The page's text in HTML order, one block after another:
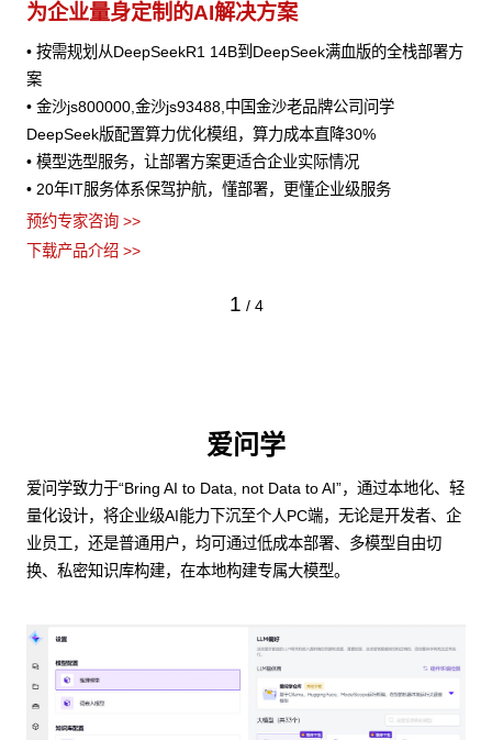
为企业量身定制的AI解决方案
• 按需规划从DeepSeekR1 14B到DeepSeek满血版的全栈部署方
案
• 金沙js800000,金沙js93488,中国金沙老品牌公司问学
DeepSeek版配置算力优化模组，算力成本直降30%
• 模型选型服务，让部署方案更适合企业实际情况
• 20年IT服务体系保驾护航，懂部署，更懂企业级服务
预约专家咨询 >>
下载产品介绍 >>
1 / 4
爱问学
爱问学致力于“Bring AI to Data, not Data to AI”，通过本地化、轻
量化设计，将企业级AI能力下沉至个人PC端，无论是开发者、企
业员工，还是普通用户，均可通过低成本部署、多模型自由切
换、私密知识库构建，在本地构建专属大模型。